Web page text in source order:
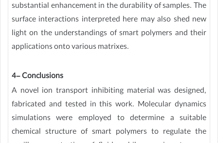
substantial enhancement in the durability of samples. The
surface interactions interpreted here may also shed new
light on the understandings of smart polymers and their
applications onto various matrixes.
4- Conclusions
A novel ion transport inhibiting material was designed,
fabricated and tested in this work. Molecular dynamics
simulations were employed to determine a suitable
chemical structure of smart polymers to regulate the